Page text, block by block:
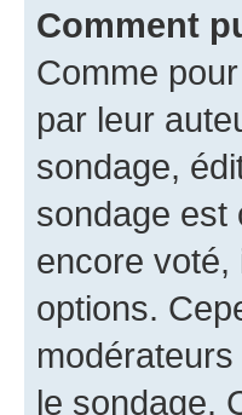
Comment
Comme
par leur
sondage,
sondage est
encore voté,
options.
le sondage.